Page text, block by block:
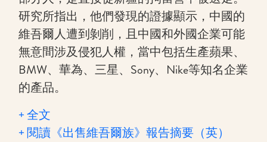
研究所指出，他們發現的證據顯示，中國的
維吾爾人遭到剝削，且中國和外國企業可能
無意間涉及侵犯人權，當中包括生產蘋果、
BMW、華為、三星、Sony、Nike等知名企業
的產品。
+ 全文
+ 閱讀《出售維吾爾族》報告摘要（英）